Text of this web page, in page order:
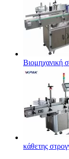
Βιομηχανική
κάθετης